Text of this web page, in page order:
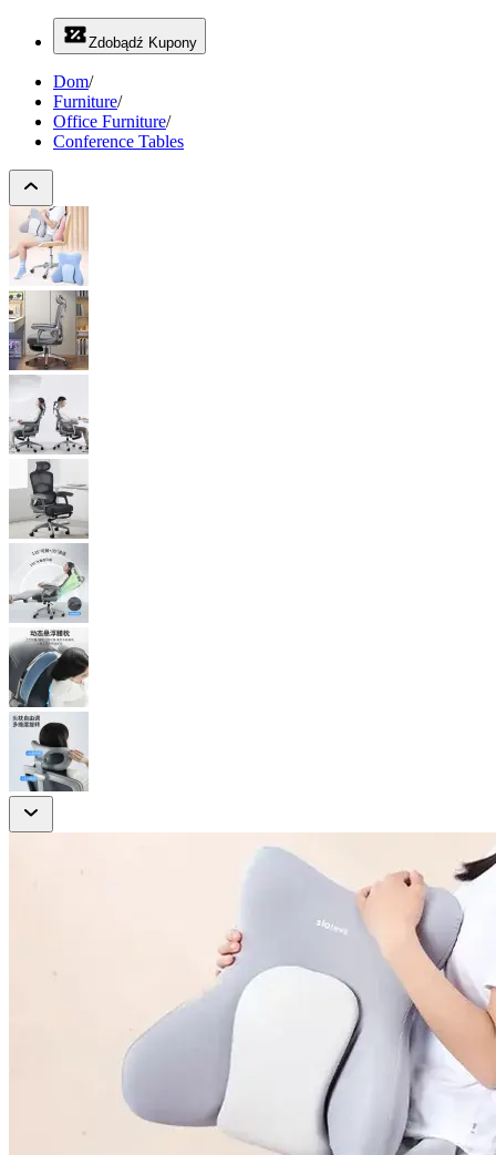
Zdobądź Kupony
Dom/
Furniture/
Office Furniture/
Conference Tables